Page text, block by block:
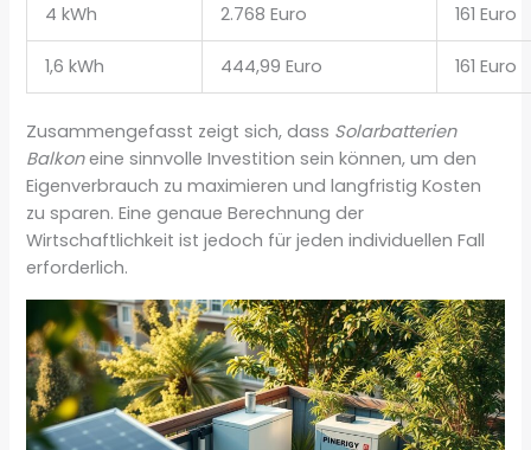
4 kWh 2.768 Euro 161 Euro
1,6 kWh 444,99 Euro 161 Euro
Zusammengefasst zeigt sich, dass Solarbatterien
Balkoneine sinnvolle Investition sein können, um den
Eigenverbrauch zu maximieren und langfristig Kosten
zu sparen. Eine genaue Berechnung der
Wirtschaftlichkeit ist jedoch für jeden individuellen Fall
erforderlich.